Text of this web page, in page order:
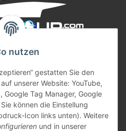
nutzen
gestatten Sie den
unserer Website: YouTube,
Google Tag Manager, Google
können die Einstellung
Icon links unten). Weitere
und in unserer